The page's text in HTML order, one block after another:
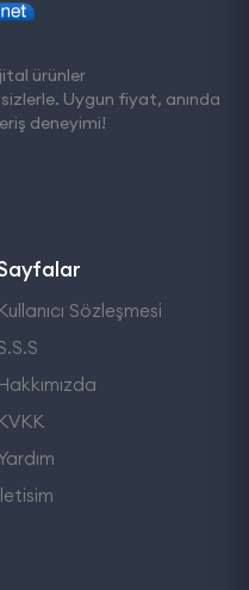
ürünler
Uygun fiyat, anında
deneyimi!
Kullanıcı Sözleşmesi
Hakkımızda
KVKK